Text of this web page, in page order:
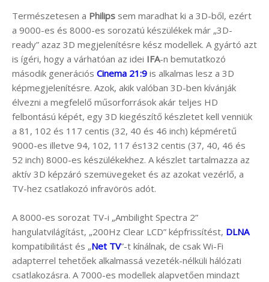
Természetesen a Philips sem maradhat ki a 3D-ből, ezért
a 9000-es és 8000-es sorozatú készülékek már „3D-
ready” azaz 3D megjelenítésre kész modellek. A gyártó azt
is ígéri, hogy a várhatóan az idei IFA-n bemutatkozó
második generációs Cinema 21:9 is alkalmas lesz a 3D
képmegjelenítésre. Azok, akik valóban 3D-ben kívánják
élvezni a megfelelő műsorforrások akár teljes HD
felbontású képét, egy 3D kiegészítő készletet kell venniük
a 81, 102 és 117 centis (32, 40 és 46 inch) képméretű
9000-es illetve 94, 102, 117 és132 centis (37, 40, 46 és
52 inch) 8000-es készülékekhez. A készlet tartalmazza az
aktív 3D képzáró szemüvegeket és az azokat vezérlő, a
TV-hez csatlakozó infravörös adót.
A 8000-es sorozat TV-i „Ambilight Spectra 2”
hangulatvilágítást, „200Hz Clear LCD” képfrissítést, DLNA
kompatibilitást és „Net TV”-t kínálnak, de csak Wi-Fi
adapterrel tehetőek alkalmassá vezeték-nélküli hálózati
csatlakozásra. A 7000-es modellek alapvetően mindazt